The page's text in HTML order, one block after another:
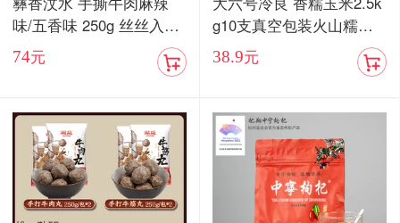
味/五香味 250g 丝丝入味
入口化渣
74元
g10支真空包装火山糯玉
米
38.9元